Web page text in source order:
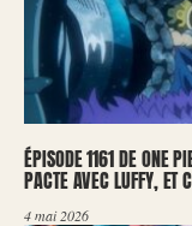
ÉPISODE 1161 DE ONE
PACTE AVEC LUFFY, ET
4 mai 2026